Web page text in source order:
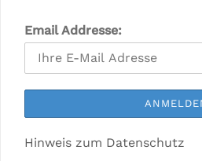
Email Addresse:
Hinweis zum Datenschutz